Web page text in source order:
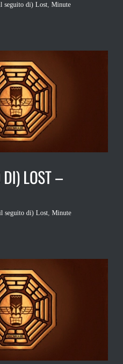
seguito di) Lost, Minute
LOST –
seguito di) Lost, Minute